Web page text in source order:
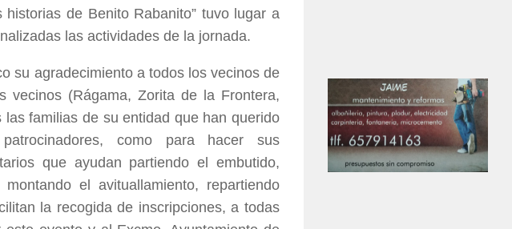
de Benito Rabanito” tuvo lugar a
las actividades de la jornada.
su agradecimiento a todos los vecinos de
vecinos (Rágama, Zorita de la Frontera,
familias de su entidad que han querido
como para hacer sus
que ayudan partiendo el embutido,
el avituallamiento, repartiendo
la recogida de inscripciones, a todas